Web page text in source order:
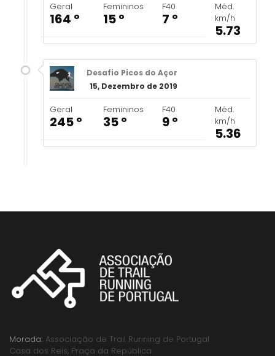
Geral
164 º
Femininos
15 º
F40
7 º
Méd.
km/h
5.73
Desafio Picos do Açor
15, Dezembro de 2019
Geral
245 º
Femininos
35 º
F40
9 º
Méd.
km/h
5.36
Morada: Associação de Trail Running de Portugal
Casa dos Reis, Praça da República